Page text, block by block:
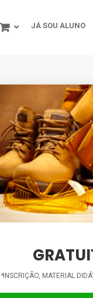
JÁ SOU ALUNO
*INSCRIÇÃO, MATERIAL